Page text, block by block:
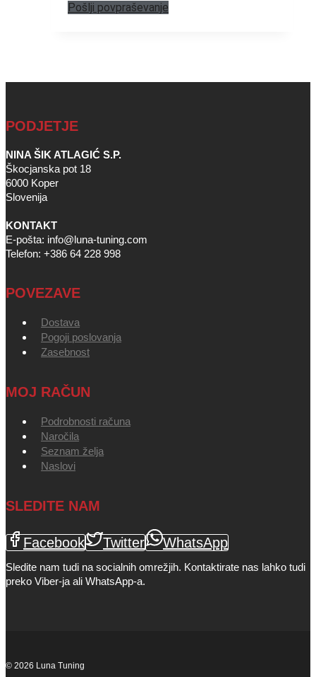
Pošlji povpraševanje
PODJETJE
NINA ŠIK ATLAGIĆ S.P.
Škocjanska pot 18
6000 Koper
Slovenija
KONTAKT
E-pošta: info@luna-tuning.com
Telefon: +386 64 228 998
POVEZAVE
Dostava
Pogoji poslovanja
Zasebnost
MOJ RAČUN
Podrobnosti računa
Naročila
Seznam želja
Naslovi
SLEDITE NAM
Facebook Twitter WhatsApp
Sledite nam tudi na socialnih omrežjih. Kontaktirate nas lahko tudi
preko Viber-ja ali WhatsApp-a.
© 2026 Luna Tuning